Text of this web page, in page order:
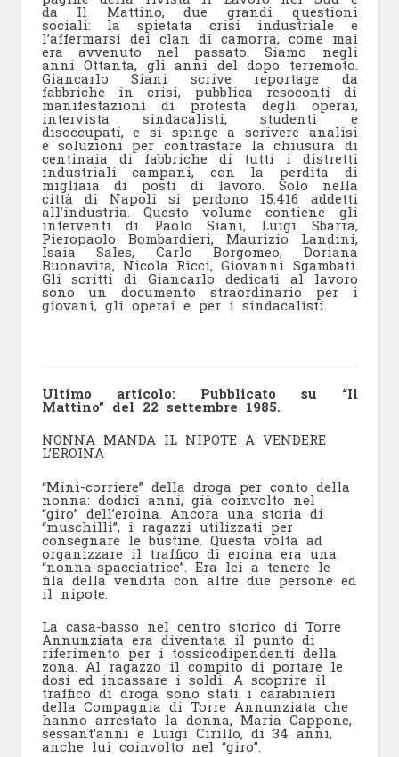
da Il Mattino, due grandi questioni
sociali: la spietata crisi industriale e
l’affermarsi dei clan di camorra, come mai
era avvenuto nel passato. Siamo negli
anni Ottanta, gli anni del dopo terremoto.
Giancarlo Siani scrive reportage da
fabbriche in crisi, pubblica resoconti di
manifestazioni di protesta degli operai,
intervista sindacalisti, studenti e
disoccupati, e si spinge a scrivere analisi
e soluzioni per contrastare la chiusura di
centinaia di fabbriche di tutti i distretti
industriali campani, con la perdita di
migliaia di posti di lavoro. Solo nella
città di Napoli si perdono 15.416 addetti
all’industria. Questo volume contiene gli
interventi di Paolo Siani, Luigi Sbarra,
Pieropaolo Bombardieri, Maurizio Landini,
Isaia Sales, Carlo Borgomeo, Doriana
Buonavita, Nicola Ricci, Giovanni Sgambati.
Gli scritti di Giancarlo dedicati al lavoro
sono un documento straordinario per i
giovani, gli operai e per i sindacalisti.
Ultimo articolo: Pubblicato su “Il
Mattino” del 22 settembre 1985.
NONNA MANDA IL NIPOTE A VENDERE
L’EROINA
“Mini-corriere” della droga per conto della
nonna: dodici anni, già coinvolto nel
“giro” dell’eroina. Ancora una storia di
“muschilli”, i ragazzi utilizzati per
consegnare le bustine. Questa volta ad
organizzare il traffico di eroina era una
“nonna-spacciatrice”. Era lei a tenere le
fila della vendita con altre due persone ed
il nipote.
La casa-basso nel centro storico di Torre
Annunziata era diventata il punto di
riferimento per i tossicodipendenti della
zona. Al ragazzo il compito di portare le
dosi ed incassare i soldi. A scoprire il
traffico di droga sono stati i carabinieri
della Compagnia di Torre Annunziata che
hanno arrestato la donna, Maria Cappone,
sessant’anni e Luigi Cirillo, di 34 anni,
anche lui coinvolto nel “giro”.